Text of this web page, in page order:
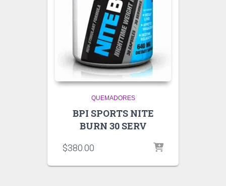
QUEMADORES
BPI SPORTS NITE
BURN 30 SERV
$380.00